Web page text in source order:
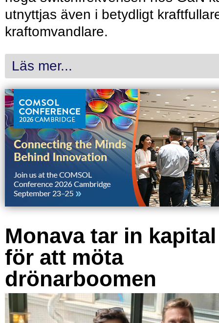
utnyttjas även i betydligt
kraftomvandlare.
Läs mer...
Monava tar in kapital
för att möta
drönarboomen